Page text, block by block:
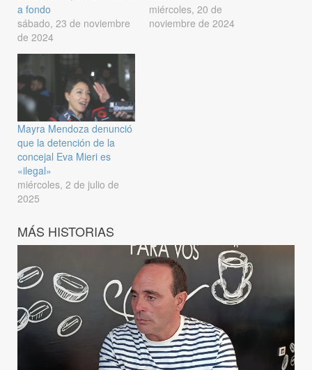
a fondo
sábado, 23 de noviembre
de 2024
miércoles, 20 de
noviembre de 2024
Mayra Mendoza denunció
que la detención de la
concejal Eva Mieri es
«ilegal»
miércoles, 2 de julio de
2025
MÁS HISTORIAS